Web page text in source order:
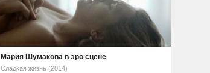
Мария Шумакова в эро сцене
Сладкая жизнь (2014)